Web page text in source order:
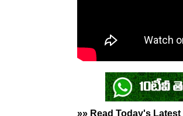
»» Read Today's Latest